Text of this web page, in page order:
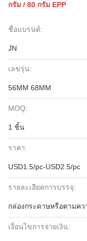
กรัม / 80 กรัม EPP
ชื่อแบรนด์:
JN
เลขรุ่น:
56MM 68MM
MOQ:
1 ชิ้น
ราคา:
USD1.5/pc-USD2.5/pc
รายละเอียดการบรรจุ:
กล่องกระดาษหรือตามค
เงื่อนไขการจ่ายเงิน: